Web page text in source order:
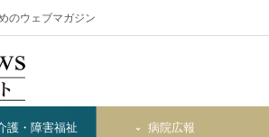
のウェブマガジン
護・障害福祉 病院広報